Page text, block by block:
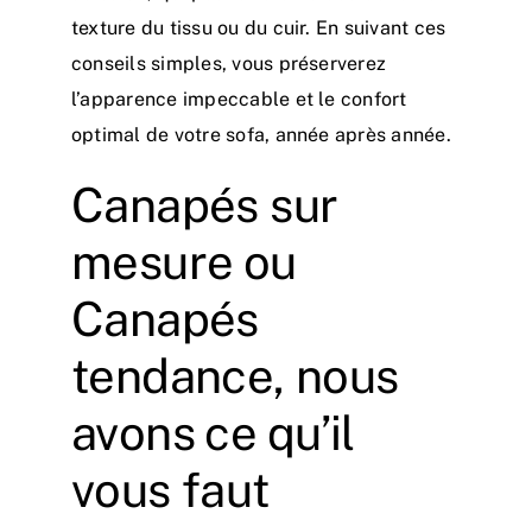
texture du tissu ou du cuir. En suivant ces
conseils simples, vous préserverez
l’apparence impeccable et le confort
optimal de votre sofa, année après année.
Canapés sur
mesure ou
Canapés
tendance, nous
avons ce qu’il
vous faut